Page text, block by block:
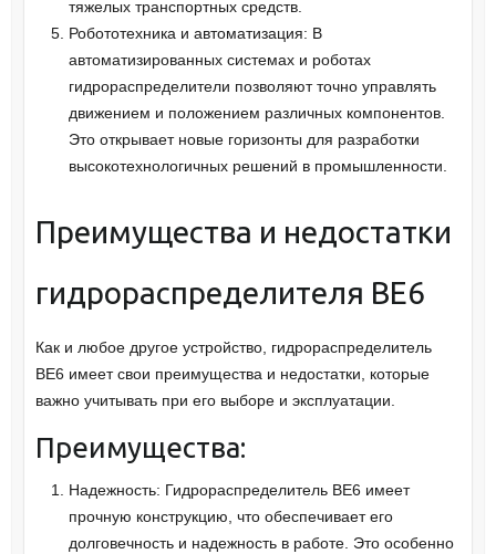
тяжелых транспортных средств.
Робототехника и автоматизация: В
автоматизированных системах и роботах
гидрораспределители позволяют точно управлять
движением и положением различных компонентов.
Это открывает новые горизонты для разработки
высокотехнологичных решений в промышленности.
Преимущества и недостатки
гидрораспределителя ВЕ6
Как и любое другое устройство, гидрораспределитель
ВЕ6 имеет свои преимущества и недостатки, которые
важно учитывать при его выборе и эксплуатации.
Преимущества:
Надежность: Гидрораспределитель ВЕ6 имеет
прочную конструкцию, что обеспечивает его
долговечность и надежность в работе. Это особенно